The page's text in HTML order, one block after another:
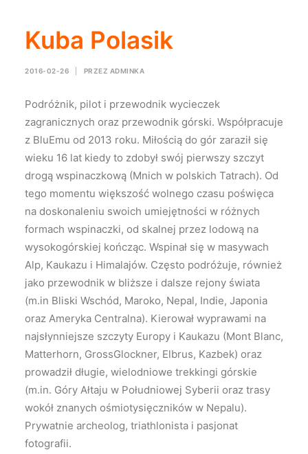
Kuba Polasik
2016-02-26 PRZEZ ADMINKA
Podróżnik, pilot i przewodnik wycieczek
zagranicznych oraz przewodnik górski. Współpracuje
z BluEmu od 2013 roku. Miłością do gór zaraził się
wieku 16 lat kiedy to zdobył swój pierwszy szczyt
drogą wspinaczkową (Mnich w polskich Tatrach). Od
tego momentu większość wolnego czasu poświęca
na doskonaleniu swoich umiejętności w różnych
formach wspinaczki, od skalnej przez lodową na
wysokogórskiej kończąc. Wspinał się w masywach
Alp, Kaukazu i Himalajów. Często podróżuje, również
jako przewodnik w bliższe i dalsze rejony świata
(m.in Bliski Wschód, Maroko, Nepal, Indie, Japonia
oraz Ameryka Centralna). Kierował wyprawami na
najsłynniejsze szczyty Europy i Kaukazu (Mont Blanc,
Matterhorn, GrossGlockner, Elbrus, Kazbek) oraz
prowadził długie, wielodniowe trekkingi górskie
(m.in. Góry Ałtaju w Południowej Syberii oraz trasy
wokół znanych ośmiotysięczników w Nepalu).
Prywatnie archeolog, triathlonista i pasjonat
fotografii.